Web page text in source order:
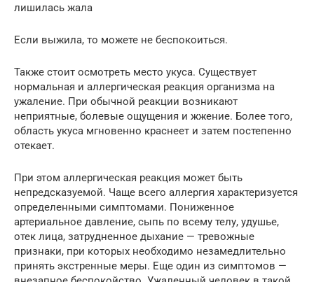
лишилась жала
Если выжила, то можете не беспокоиться.
Также стоит осмотреть место укуса. Существует
нормальная и аллергическая реакция организма на
ужаление. При обычной реакции возникают
неприятные, болевые ощущения и жжение. Более того,
область укуса мгновенно краснеет и затем постепенно
отекает.
При этом аллергическая реакция может быть
непредсказуемой. Чаще всего аллергия характеризуется
определенными симптомами. Пониженное
артериальное давление, сыпь по всему телу, удушье,
отек лица, затрудненное дыхание — тревожные
признаки, при которых необходимо незамедлительно
принять экстренные меры. Еще один из симптомов —